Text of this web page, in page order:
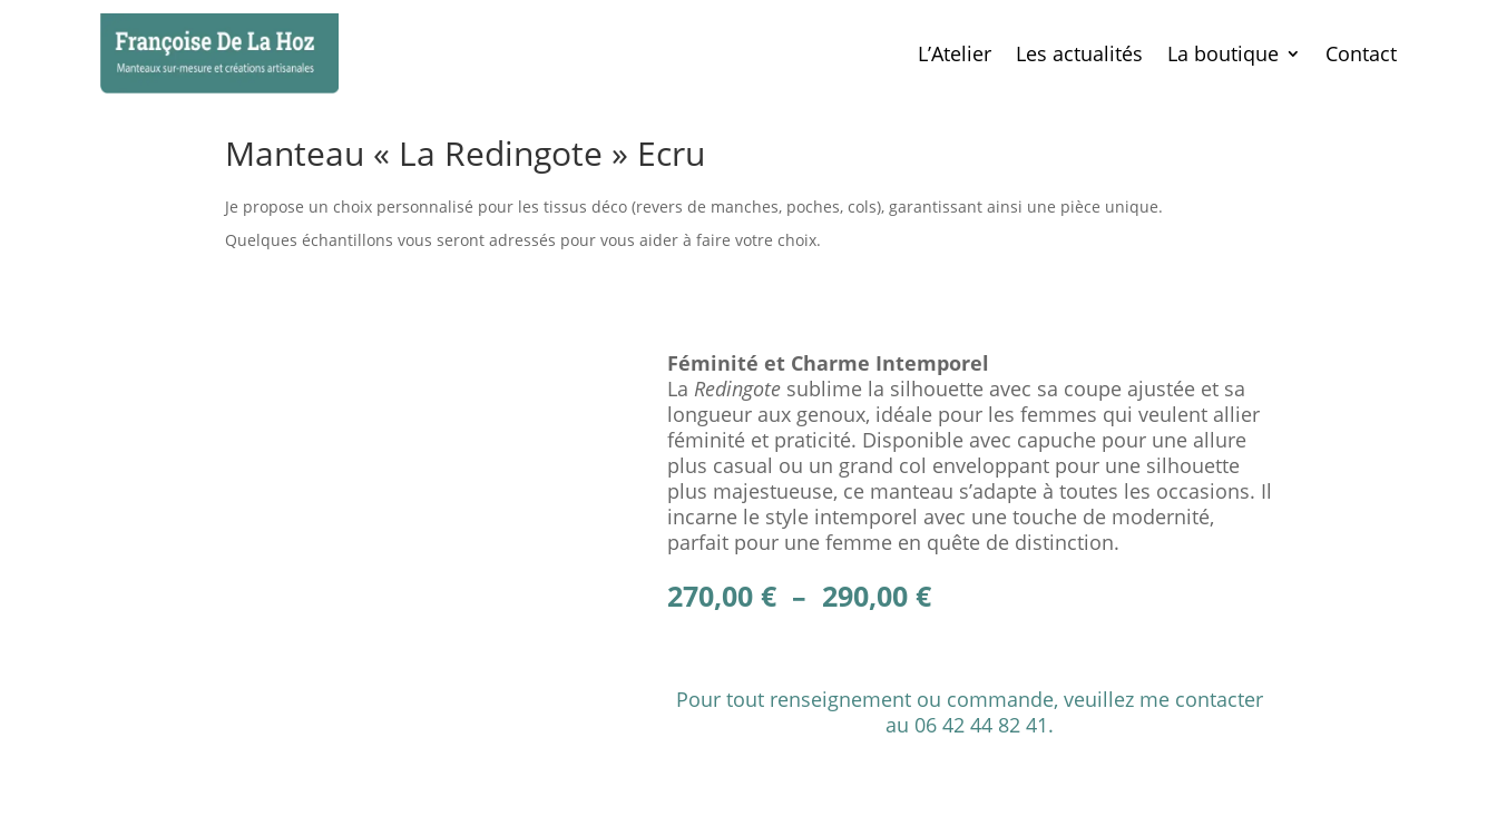
L’Atelier Les actualités La boutique Contact
Manteau « La Redingote » Ecru
Je propose un choix personnalisé pour les tissus déco (revers de manches, poches, cols), garantissant ainsi une pièce unique.
Quelques échantillons vous seront adressés pour vous aider à faire votre choix.
Féminité et Charme Intemporel
La Redingotesublime la silhouette avec sa coupe ajustée et sa
longueur aux genoux, idéale pour les femmes qui veulent allier
féminité et praticité. Disponible avec capuche pour une allure
plus casual ou un grand col enveloppant pour une silhouette
plus majestueuse, ce manteau s’adapte à toutes les occasions. Il
incarne le style intemporel avec une touche de modernité,
parfait pour une femme en quête de distinction.
270,00 € – 290,00 €Plage
à
290,00 €
Pour tout renseignement ou commande, veuillez me contacter
au 06 42 44 82 41.